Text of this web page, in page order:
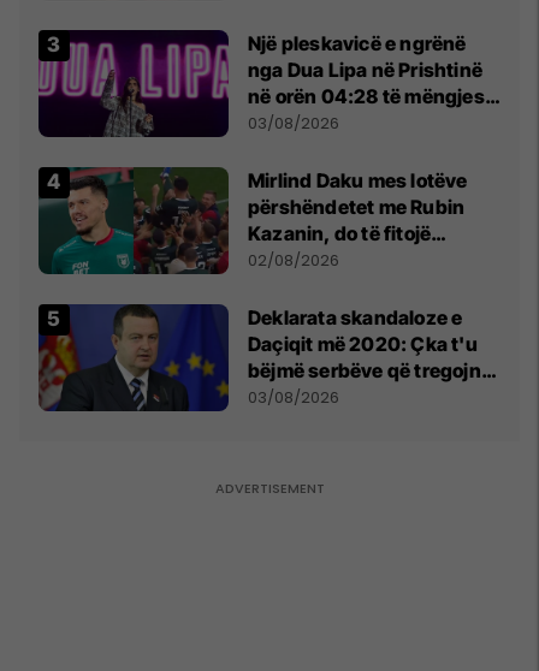
Një pleskavicë e ngrënë
nga Dua Lipa në Prishtinë
në orën 04:28 të mëngjesit
- dhe bota digjitale serbe
03/08/2026
Mirlind Daku mes lotëve
përshëndetet me Rubin
Kazanin, do të fitojë
miliona te Spartak Moska
02/08/2026
​Deklarata skandaloze e
Daçiqit më 2020: Çka t'u
bëjmë serbëve që tregojnë
ku janë varrosur shqiptarët
03/08/2026